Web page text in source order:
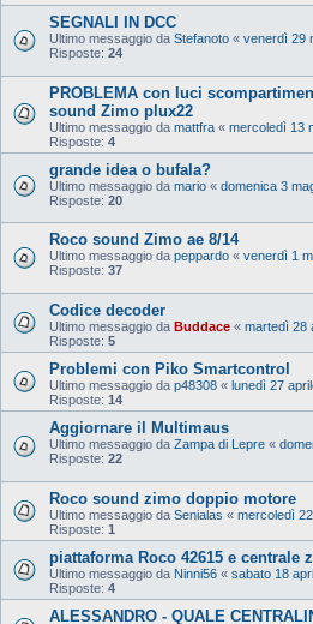
SEGNALI IN DCC
Ultimo messaggio da Stefanoto « venerdì 29
Risposte: 24
PROBLEMA con luci
sound Zimo plux22
Ultimo messaggio da mattfra « mercoledì 13
Risposte: 4
grande idea o bufala?
Ultimo messaggio da mario « domenica 3
Risposte: 20
Roco sound Zimo ae 8/14
Ultimo messaggio da peppardo « venerdì 1
Risposte: 37
Codice decoder
Ultimo messaggio da Buddace « martedì 28
Risposte: 5
Problemi con Piko Smartcontrol
Ultimo messaggio da p48308 « lunedì 27
Risposte: 14
Aggiornare il Multimaus
Ultimo messaggio da Zampa di Lepre «
Risposte: 22
Roco sound zimo doppio motore
Ultimo messaggio da Senialas « mercoledì
Risposte: 1
piattaforma Roco 42615 e centrale
Ultimo messaggio da Ninni56 « sabato 18
Risposte: 4
ALESSANDRO - QUALE